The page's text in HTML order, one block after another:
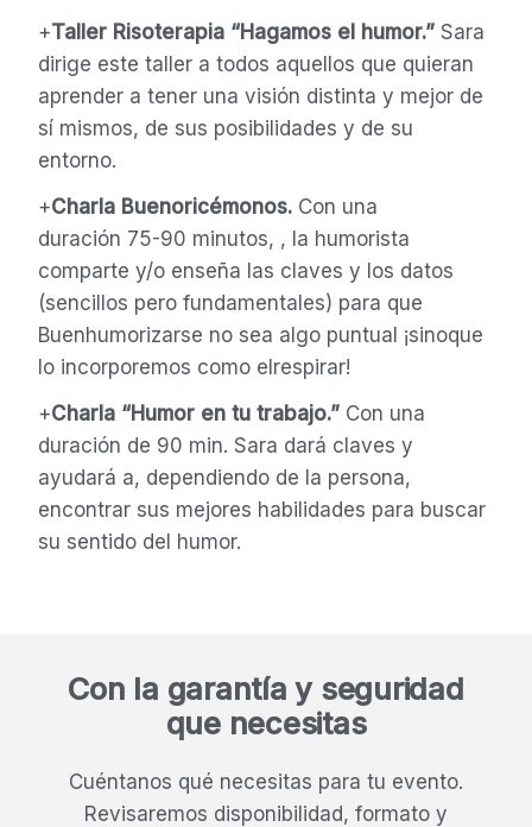
+Taller Risoterapia “Hagamos el humor.”Sara
dirige este taller a todos aquellos que quieran
aprender a tener una visión distinta y mejor de
sí mismos, de sus posibilidades y de su
entorno.
+Charla Buenoricémonos.Con una
duración 75-90 minutos, , la humorista
comparte y/o enseña las claves y los datos
(sencillos pero fundamentales) para que
Buenhumorizarse no sea algo puntual ¡sinoque
lo incorporemos como elrespirar!
+Charla “Humor en tu trabajo.”Con una
duración de 90 min. Sara dará claves y
ayudará a, dependiendo de la persona,
encontrar sus mejores habilidades para buscar
su sentido del humor.
Con la garantía y seguridad
que necesitas
Cuéntanos qué necesitas para tu evento.
Revisaremos disponibilidad, formato y